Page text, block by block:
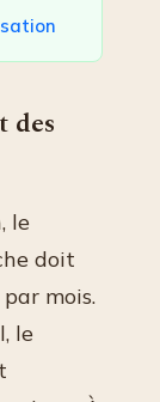
des
le
doit
mois.
le